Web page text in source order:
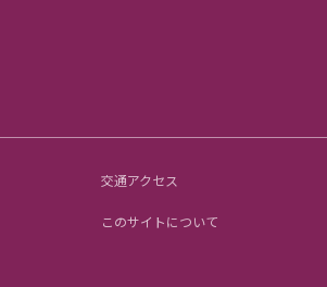
交通アクセス
このサイトについて